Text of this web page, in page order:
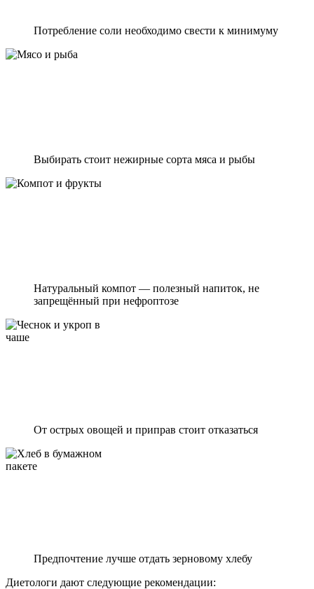
Потребление соли необходимо свести к минимуму
Выбирать стоит нежирные сорта мяса и рыбы
Натуральный компот — полезный напиток, не
запрещённый при нефроптозе
От острых овощей и приправ стоит отказаться
Предпочтение лучше отдать зерновому хлебу
Диетологи дают следующие рекомендации: